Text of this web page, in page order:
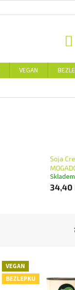
VEGAN
Soja
Skladem
34,40
VEGAN
BEZLEPKU